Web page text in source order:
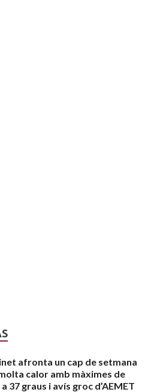
afronta un cap de setmana
calor amb màximes de
37 graus i avís groc d’AEMET